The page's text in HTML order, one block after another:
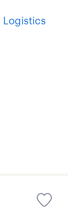
Logistics